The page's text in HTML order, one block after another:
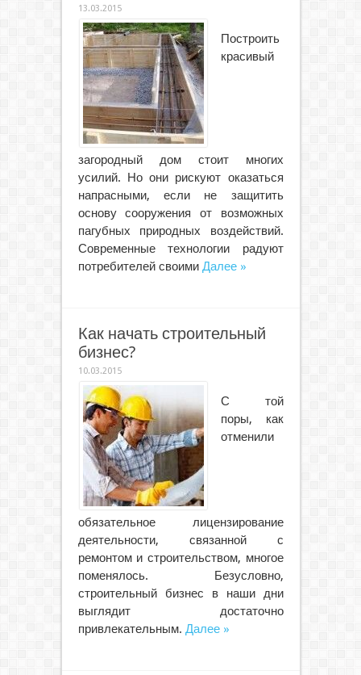
13.03.2015
Построить
красивый
загородный дом стоит многих
усилий. Но они рискуют оказаться
напрасными, если не защитить
основу сооружения от возможных
пагубных природных воздействий.
Современные технологии радуют
потребителей своими Далее »
Как начать строительный
бизнес?
10.03.2015
С той
поры, как
отменили
обязательное лицензирование
деятельности, связанной с
ремонтом и строительством, многое
поменялось. Безусловно,
строительный бизнес в наши дни
выглядит достаточно
привлекательным. Далее »